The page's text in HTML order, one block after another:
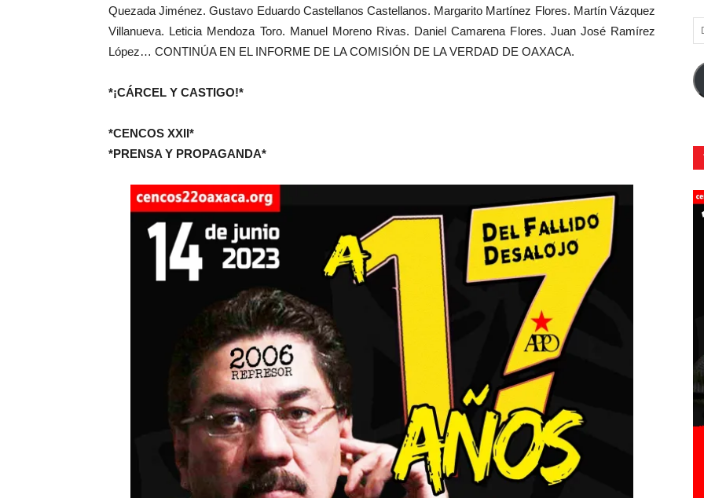
Quezada Jiménez. Gustavo Eduardo Castellanos Castellanos. Margarito Martínez Flores. Martín Vázquez
Villanueva. Leticia Mendoza Toro. Manuel Moreno Rivas. Daniel Camarena Flores. Juan José Ramírez
López… CONTINÚA EN EL INFORME DE LA COMISIÓN DE LA VERDAD DE OAXACA.
*¡CÁRCEL Y CASTIGO!*
*CENCOS XXII*
*PRENSA Y PROPAGANDA*
de